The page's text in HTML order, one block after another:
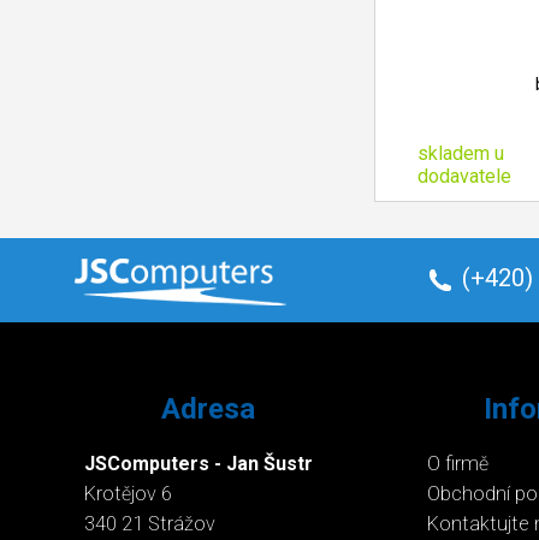
skladem u
dodavatele
(+420)
Adresa
JSComputers - Jan Šustr
Krotějov 6
340 21 Strážov
O firmě
Obchodní
Kontaktujte